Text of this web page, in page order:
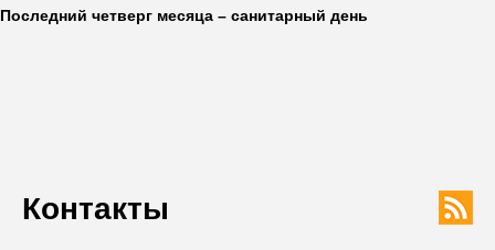
Контакты
Последний четверг месяца – санитарный день